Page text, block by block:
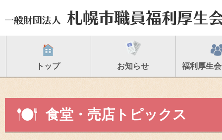
トップ お知らせ 福利厚生
食堂・売店トピックス